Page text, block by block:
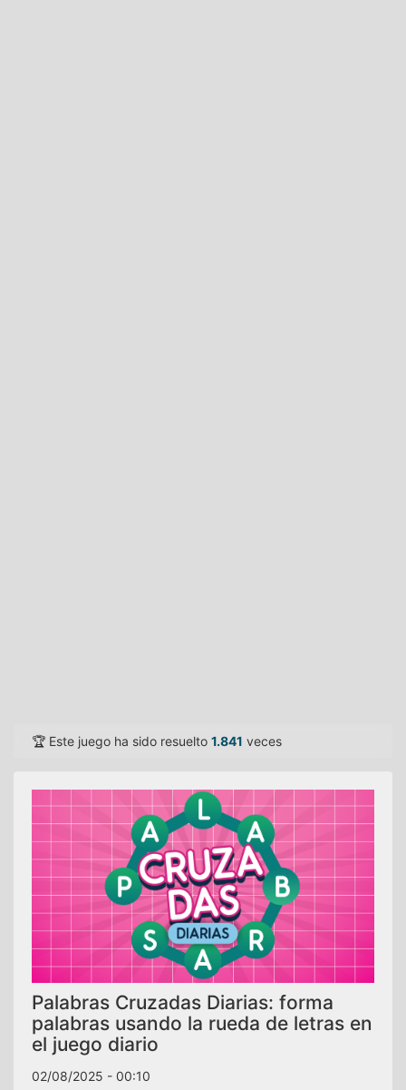
🏆 Este juego ha sido resuelto 1.841 veces
Palabras Cruzadas Diarias: forma
palabras usando la rueda de letras en
el juego diario
02/08/2025 - 00:10